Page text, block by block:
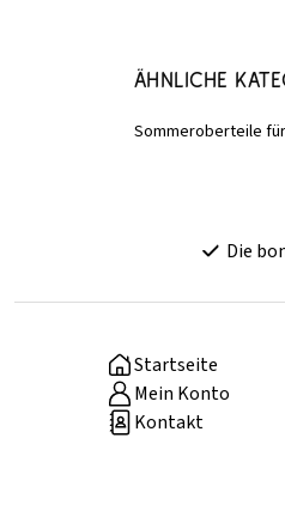
Ähnliche
Sommeroberteile
Die
Startseite
Mein Konto
Kontakt